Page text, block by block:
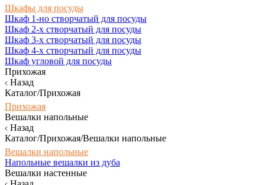
Шкафы для посуды
Шкаф 1-но створчатый для посуды
Шкаф 2-х створчатый для посуды
Шкаф 3-х створчатый для посуды
Шкаф 4-х створчатый для посуды
Шкаф угловой для посуды
Прихожая
Назад
Каталог/Прихожая
Прихожая
Вешалки напольные
Назад
Каталог/Прихожая/Вешалки напольные
Вешалки напольные
Напольные вешалки из дуба
Вешалки настенные